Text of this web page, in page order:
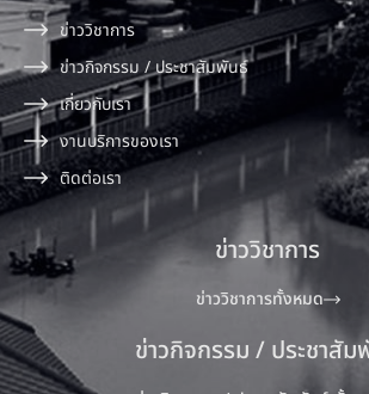
ข่าววิชาการ
ข่าวกิจกรรม / ประชาสัมพันธ์
เกี่ยวกับเรา
งานบริการของเรา
ติดต่อเรา
ข่าววิชาการ
ข่าววิชาการทั้งหมด
ข่าวกิจกรรม / ประชาสัม